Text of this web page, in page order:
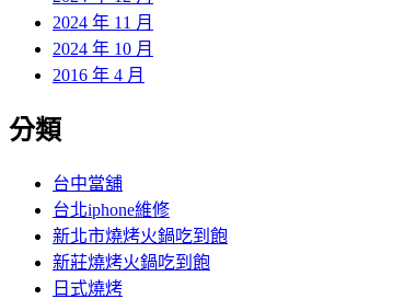
2024 年 11 月
2024 年 10 月
2016 年 4 月
分類
台中當舖
台北iphone維修
新北市燒烤火鍋吃到飽
新莊燒烤火鍋吃到飽
日式燒烤